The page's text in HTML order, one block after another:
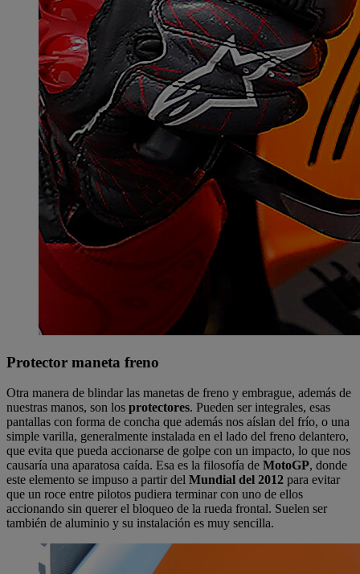
Protector maneta freno
Otra manera de blindar las manetas de freno y embrague, además de
nuestras manos, son los protectores. Pueden ser integrales, esas
pantallas con forma de concha que además nos aíslan del frío, o una
simple varilla, generalmente instalada en el lado del freno delantero,
que evita que pueda accionarse de golpe con un impacto, lo que nos
causaría una aparatosa caída. Esa es la filosofía de MotoGP, donde
este elemento se impuso a partir del Mundial del 2012 para evitar
que un roce entre pilotos pudiera terminar con uno de ellos
accionando sin querer el bloqueo de la rueda frontal. Suelen ser
también de aluminio y su instalación es muy sencilla.